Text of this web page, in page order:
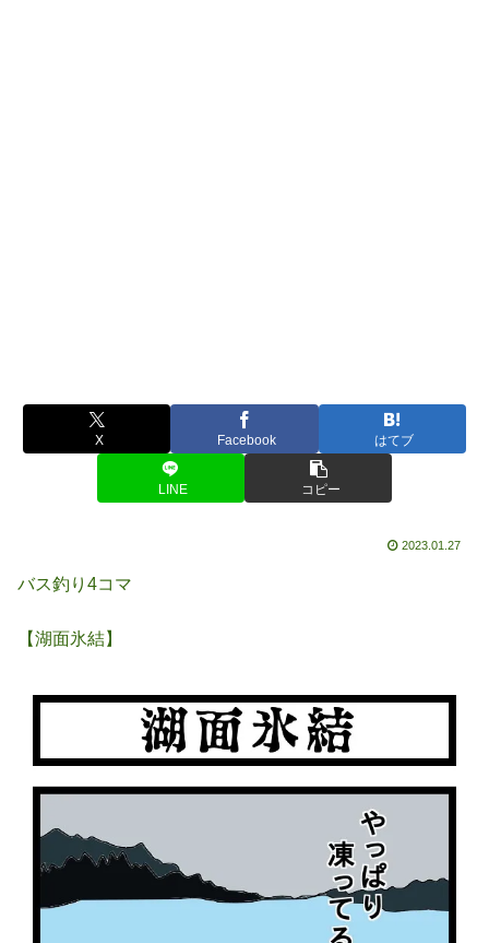
X Facebook はてブ
LINE コピー
2023.01.27
バス釣り4コマ
【湖面氷結】